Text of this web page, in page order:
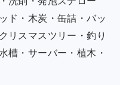
ド・木炭・缶詰・バッ
リスマスツリー・釣り
槽・サーバー・植木・